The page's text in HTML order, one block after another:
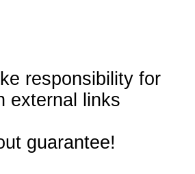
responsibility for
external links
guarantee!